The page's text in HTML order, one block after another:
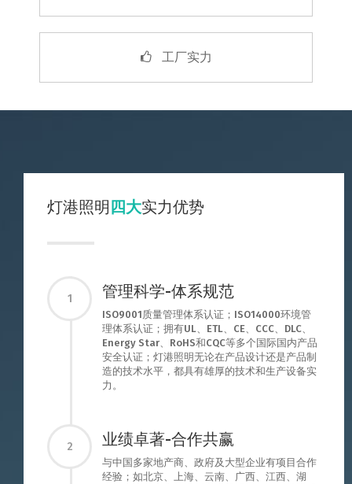
工厂实力
灯港照明四大实力优势
1 管理科学-体系规范
ISO9001质量管理体系认证；ISO14000环境管
理体系认证；拥有UL、ETL、CE、CCC、DLC、
Energy Star、RoHS和CQC等多个国际国内产品
安全认证；灯港照明无论在产品设计还是产品制
造的技术水平，都具有雄厚的技术和生产设备实
力。
2 业绩卓著-合作共赢
与中国多家地产商、政府及大型企业有项目合作
经验；如北京、上海、云南、广西、江西、湖